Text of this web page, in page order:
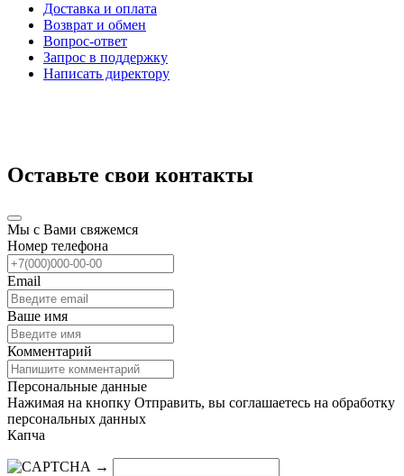
Доставка и оплата
Возврат и обмен
Вопрос-ответ
Запрос в поддержку
Написать директору
Оставьте свои контакты
Мы с Вами свяжемся
Номер телефона
Email
Ваше имя
Комментарий
Персональные данные
Нажимая на кнопку Отправить, вы соглашаетесь на обработку
персональных данных
Капча
→